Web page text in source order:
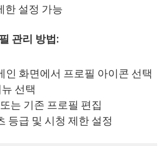
한 설정 가능
관리 방법:
인 화면에서 프로필 아이콘 선택
뉴 선택
는 기존 프로필 편집
등급 및 시청 제한 설정